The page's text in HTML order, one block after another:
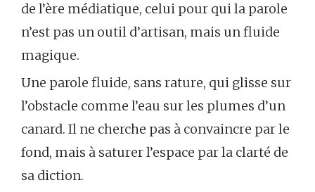
de l’ère médiatique, celui pour qui la parole
n’est pas un outil d’artisan, mais un fluide
magique.
Une parole fluide, sans rature, qui glisse sur
l’obstacle comme l’eau sur les plumes d’un
canard. Il ne cherche pas à convaincre par le
fond, mais à saturer l’espace par la clarté de
sa diction.